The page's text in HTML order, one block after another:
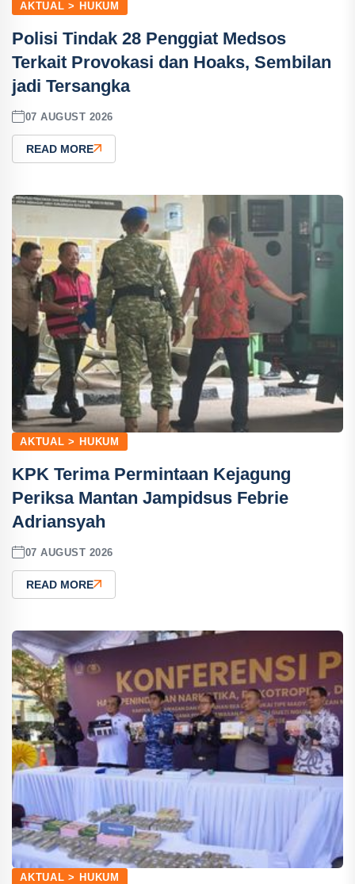
AKTUAL > HUKUM
Polisi Tindak 28 Penggiat Medsos
Terkait Provokasi dan Hoaks, Sembilan
jadi Tersangka
07 AUGUST 2026
READ MORE
AKTUAL > HUKUM
KPK Terima Permintaan Kejagung
Periksa Mantan Jampidsus Febrie
Adriansyah
07 AUGUST 2026
READ MORE
AKTUAL > HUKUM